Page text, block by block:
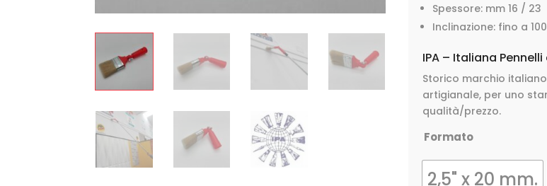
Spessore: mm 16 / 23
Inclinazione: fino a
IPA – Italiana
Storico marchio
artigianale, per uno
qualità/prezzo.
Formato
2,5" x 20 mm.